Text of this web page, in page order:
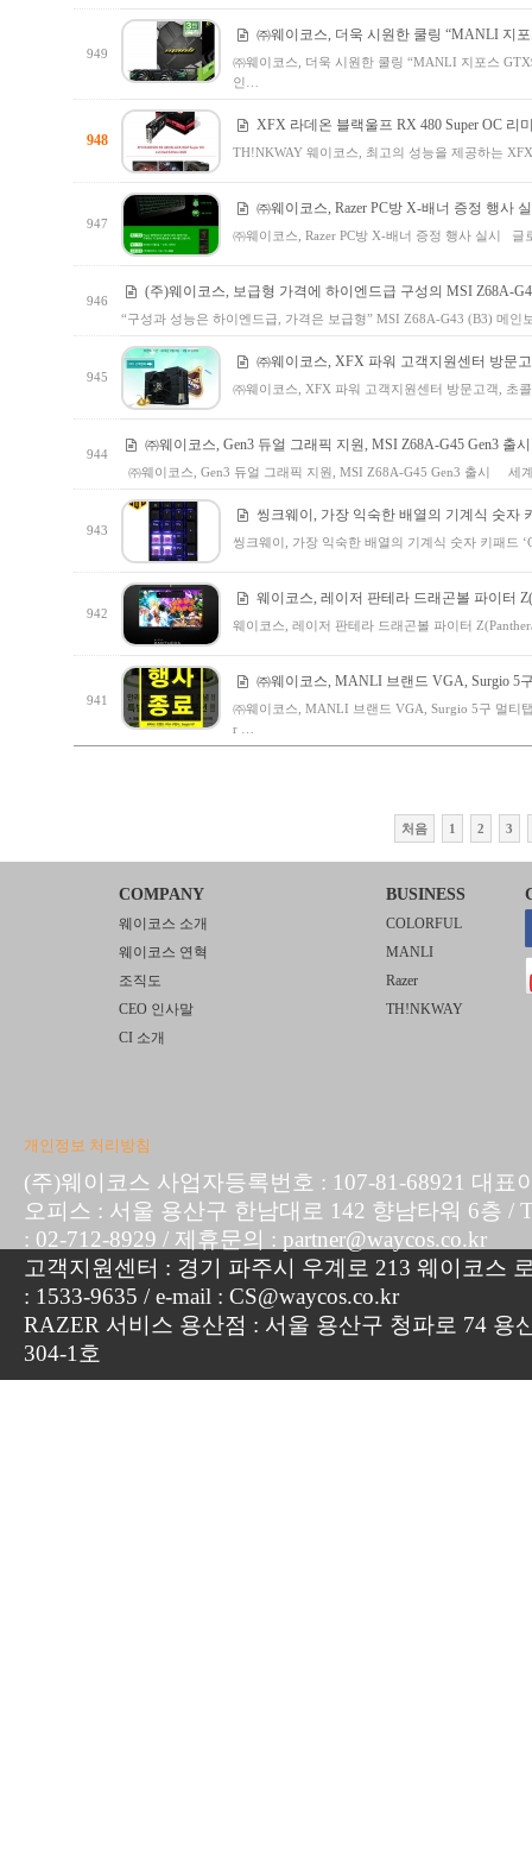
949
㈜웨이코스, 더욱 시원한 쿨링 “MANLI 지포
㈜웨이코스, 더욱 시원한 쿨링 “MANLI 지포스
인…
948
XFX 라데온 블랙울프 RX 480 Super OC 리
TH!NKWAY 웨이코스, 최고의 성능을 제공하는
947
㈜웨이코스, Razer PC방 X-배너 증정 행사
㈜웨이코스, Razer PC방 X-배너 증정 행사 실시
946
(주)웨이코스, 보급형 가격에 하이엔드급 구성의 MSI Z68A-
“구성과 성능은 하이엔드급, 가격은 보급형” MSI Z68A-G43 (B3) 메
945
㈜웨이코스, XFX 파워 고객지원센터 방문
㈜웨이코스, XFX 파워 고객지원센터 방문고객, 초
944
㈜웨이코스, Gen3 듀얼 그래픽 지원, MSI Z68A-G45 Gen3 출시
㈜웨이코스, Gen3 듀얼 그래픽 지원, MSI Z68A-G45 Gen3 출시 세
943
씽크웨이, 가장 익숙한 배열의 기계식 숫자
씽크웨이, 가장 익숙한 배열의 기계식 숫자 키패드
942
웨이코스, 레이저 판테라 드래곤볼 파이터
웨이코스, 레이저 판테라 드래곤볼 파이터
941
㈜웨이코스, MANLI 브랜드 VGA, Surgio 5
㈜웨이코스, MANLI 브랜드 VGA, Surgio 5구 멀티
r …
처음 1 2 3
COMPANY
웨이코스 소개
웨이코스 연혁
조직도
CEO 인사말
CI 소개
BUSINESS
COLORFUL
MANLI
Razer
TH!NKWAY
개인정보 처리방침
(주)웨이코스 사업자등록번호 : 107-81-68921 대표
오피스 : 서울 용산구 한남대로 142 향남타워 6층 /
: 02-712-8929 / 제휴문의 : partner@waycos.co.kr
고객지원센터 : 경기 파주시 우계로 213 웨이코스
: 1533-9635 / e-mail : CS@waycos.co.kr
RAZER 서비스 용산점 : 서울 용산구 청파로 74 용
304-1호